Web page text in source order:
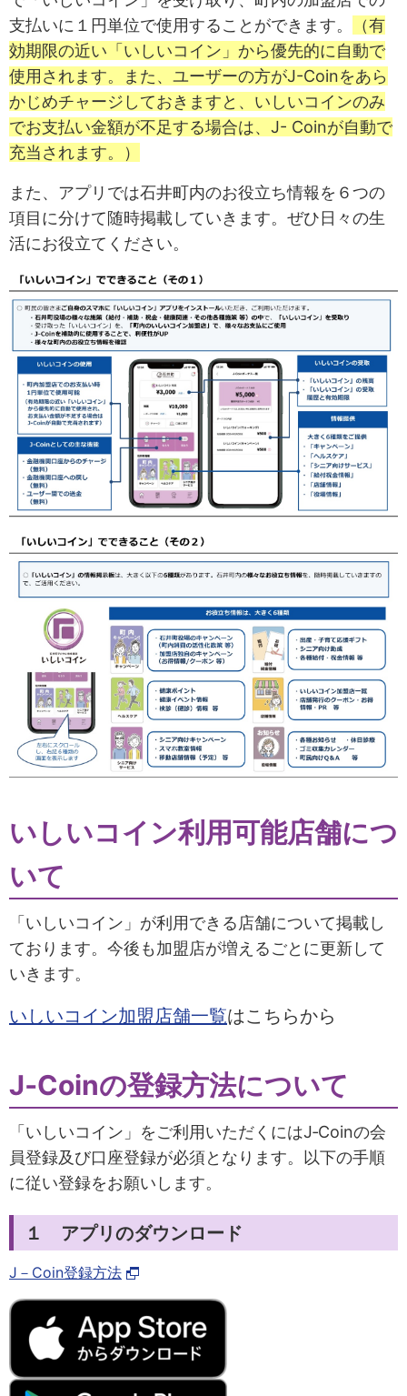
支払いに１円単位で使用することができます。
（有
効期限の近い「いしいコイン」から優先的に自動で
使用されます。また、ユーザーの方がJ-Coinをあら
かじめチャージしておきますと、いしいコインのみ
でお支払い金額が不足する場合は、J- Coinが自動で
充当されます。）
また、アプリでは石井町内のお役立ち情報を６つの
項目に分けて随時掲載していきます。ぜひ日々の生
活にお役立てください。
いしいコイン利用可能店舗につ
いて
「いしいコイン」が利用できる店舗について掲載し
ております。今後も加盟店が増えるごとに更新して
いきます。
いしいコイン加盟店舗一覧はこちらから
J‐Coinの登録方法について
「いしいコイン」をご利用いただくにはJ‐Coinの会
員登録及び口座登録が必須となります。以下の手順
に従い登録をお願いします。
１ アプリのダウンロード
J－Coin登録方法